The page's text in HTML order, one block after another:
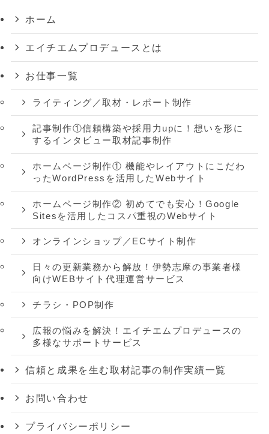
ホーム
エイチエムプロデュースとは
お仕事一覧
ライティング／取材・レポート制作
記事制作①信頼構築や採用力upに！想いを形に
するインタビュー取材記事制作
ホームページ制作① 機能やレイアウトにこだわ
ったWordPressを活用したWebサイト
ホームページ制作② 初めてでも安心！Google
Sitesを活用したコスパ重視のWebサイト
オンラインショップ／ECサイト制作
日々の更新業務から解放！伊勢志摩の事業者様
向けWEBサイト代理運営サービス
チラシ・POP制作
広報の悩みを解決！エイチエムプロデュースの
多様なサポートサービス
信頼と成果を生む取材記事の制作実績一覧
お問い合わせ
プライバシーポリシー